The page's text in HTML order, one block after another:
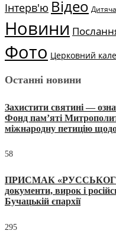
Інтерв'ю Відео Дитяча
Новини
Фото Церковний
Останні новини
Захистити святині —
Фонд пам’яті
міжнародну петицію
58
ПРИСМАК «РУССЬКОГО
документи, вирок і
Бучацькій єпархії
295